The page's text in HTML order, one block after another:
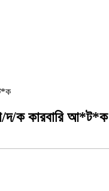
দ/ক কারবারি আ*ট*ক